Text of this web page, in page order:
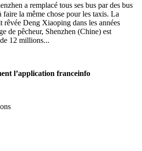
a remplacé tous ses bus par des bus
faire la même chose pour les taxis. La
rêvée Deng Xiaoping dans les années
de pêcheur, Shenzhen (Chine) est
12 millions...
l’application franceinfo